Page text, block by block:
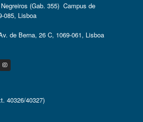
(Gab. 355) Campus de
085, Lisboa
de Berna, 26 C, 1069-061, Lisboa
Instagram
40326/40327)